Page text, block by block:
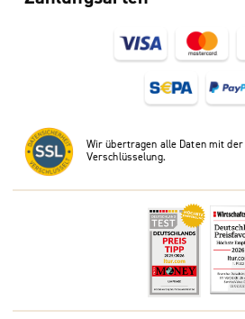
Wir übertragen alle Daten mit der
Verschlüsselung.